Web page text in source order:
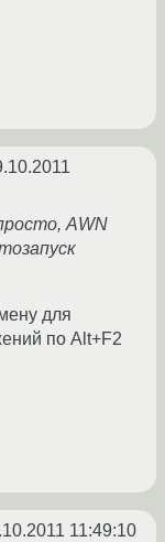
AWN
для
по Alt+F2
11:49:10